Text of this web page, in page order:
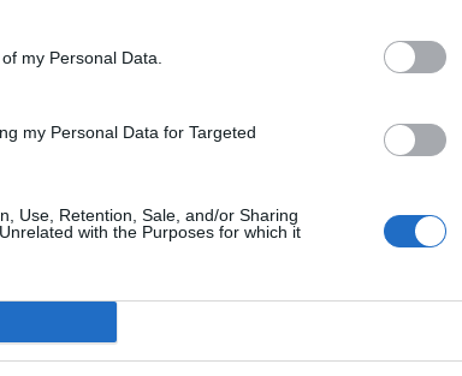
my Personal Data.
my Personal Data for Targeted
Use, Retention, Sale, and/or Sharing
with the Purposes for which it
Древен храм на почти 900
кафене за сладолед в